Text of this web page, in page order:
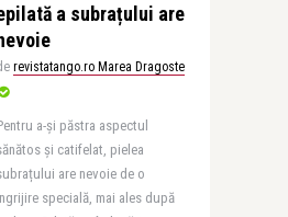
a subrațului are
revistatango.ro Marea Dragoste
a-și păstra aspectul
și catifelat, pielea
are nevoie de o
specială, mai ales după